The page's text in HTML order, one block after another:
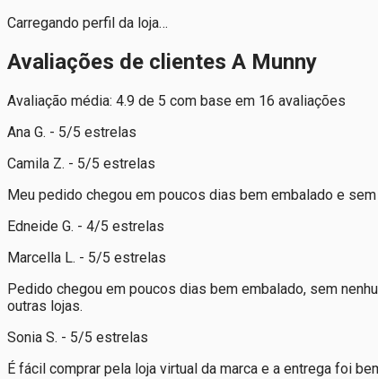
Carregando perfil da loja…
Avaliações de clientes A Munny
Avaliação média: 4.9 de 5 com base em 16 avaliações
Ana G. - 5/5 estrelas
Camila Z. - 5/5 estrelas
Meu pedido chegou em poucos dias bem embalado e sem
Edneide G. - 4/5 estrelas
Marcella L. - 5/5 estrelas
Pedido chegou em poucos dias bem embalado, sem
outras lojas.
Sonia S. - 5/5 estrelas
É fácil comprar pela loja virtual da marca e a entrega foi